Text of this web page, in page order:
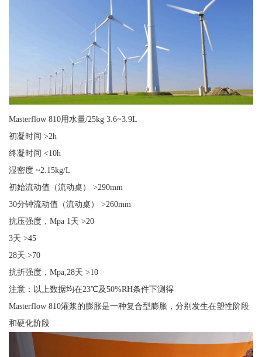
Masterflow 810用水量/25kg 3.6~3.9L
初凝时间 >2h
终凝时间 <10h
湿密度 ~2.15kg/L
初始流动值（流动桌） >290mm
30分钟流动值（流动桌） >260mm
抗压强度，Mpa 1天 >20
3天 >45
28天 >70
抗折强度，Mpa,28天 >10
注意：以上数据均在23℃及50%RH条件下测得
Masterflow 810灌浆的膨胀是一种复合型膨胀，分别发生在塑性阶段
和硬化阶段